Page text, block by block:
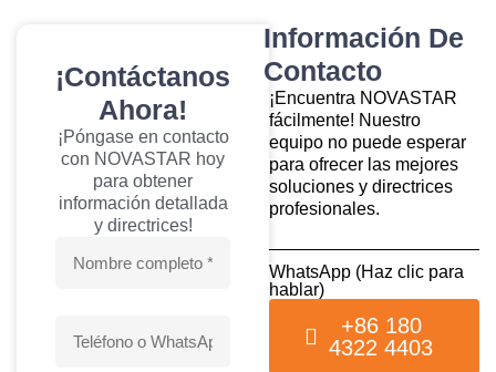
¡Contáctanos
Ahora!
¡Póngase en contacto
con NOVASTAR hoy
para obtener
información detallada
y directrices!
Información De
Contacto
¡Encuentra NOVASTAR
fácilmente! Nuestro
equipo no puede esperar
para ofrecer las mejores
soluciones y directrices
profesionales.
WhatsApp (Haz clic para
hablar)
+86 180
4322 4403